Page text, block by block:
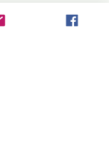
Leite, Yara